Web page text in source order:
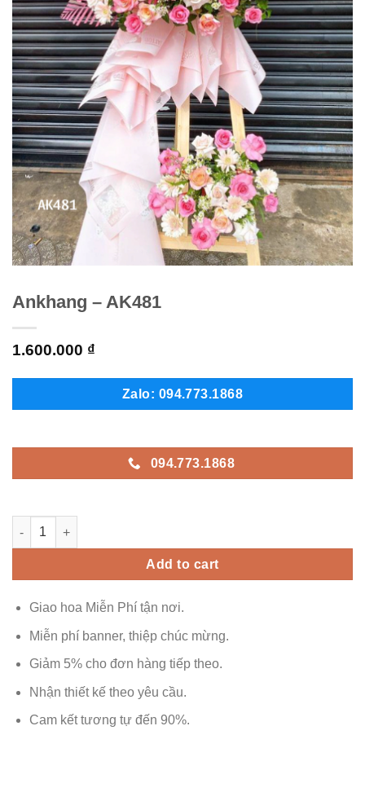
Ankhang – AK481
1.600.000 ₫
Zalo: 094.773.1868
094.773.1868
Ankhang - AK481 quantity
Add to cart
Giao hoa Miễn Phí tận nơi.
Miễn phí banner, thiệp chúc mừng.
Giảm 5% cho đơn hàng tiếp theo.
Nhận thiết kế theo yêu cầu.
Cam kết tương tự đến 90%.